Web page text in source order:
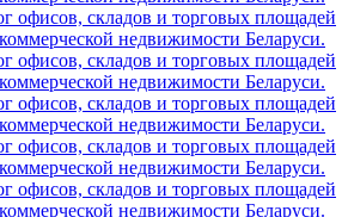
офисов, складов и торговых площадей
недвижимости Беларуси.
офисов, складов и торговых площадей
недвижимости Беларуси.
офисов, складов и торговых площадей
недвижимости Беларуси.
офисов, складов и торговых площадей
недвижимости Беларуси.
офисов, складов и торговых площадей
недвижимости Беларуси.